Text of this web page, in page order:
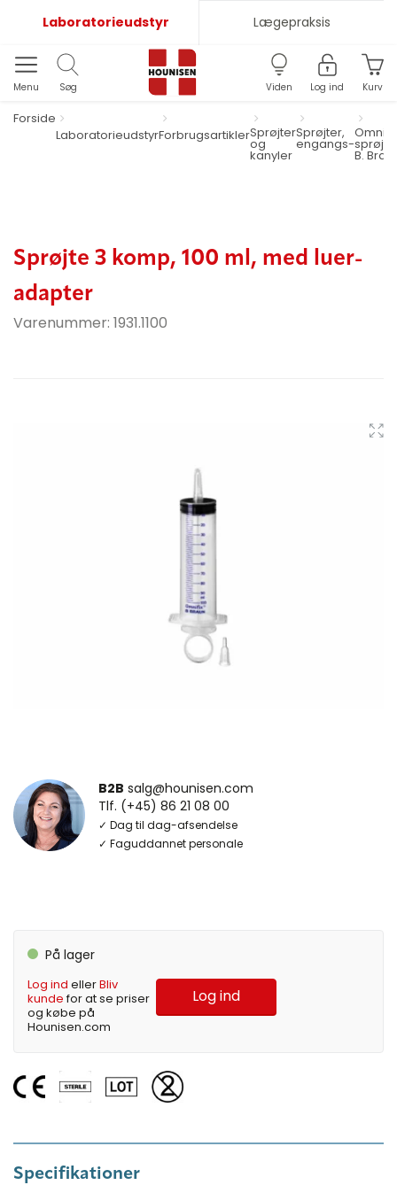
Laboratorieudstyr Lægepraksis
Menu Søg Viden Log ind Kurv
Forside
LaboratorieudstyrForbrugsartiklerSprøjter
og
kanyler
Sprøjter,
engangs-
B.
Sprøjte 3 komp, 100 ml, med luer-
adapter
Varenummer: 1931.1100
B2B salg@hounisen.com
Tlf. (+45) 86 21 08 00
✓ Dag til dag-afsendelse
✓ Faguddannet personale
På lager
Log ind ellerBliv
kundefor at se priser
og købe på
Hounisen.com
Log ind
Specifikationer